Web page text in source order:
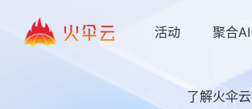
活动 聚合AI
了解火伞云